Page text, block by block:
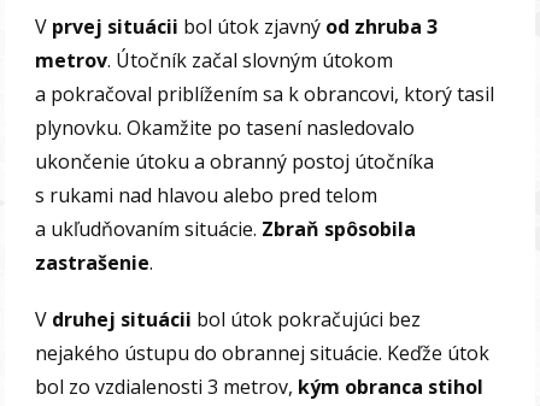
V prvej situácii bol útok zjavný od zhruba 3
metrov. Útočník začal slovným útokom
a pokračoval priblížením sa k obrancovi, ktorý tasil
plynovku. Okamžite po tasení nasledovalo
ukončenie útoku a obranný postoj útočníka
s rukami nad hlavou alebo pred telom
a ukľudňovaním situácie. Zbraň spôsobila
zastrašenie.
V druhej situácii bol útok pokračujúci bez
nejakého ústupu do obrannej situácie. Keďže útok
bol zo vzdialenosti 3 metrov, kým obranca stihol